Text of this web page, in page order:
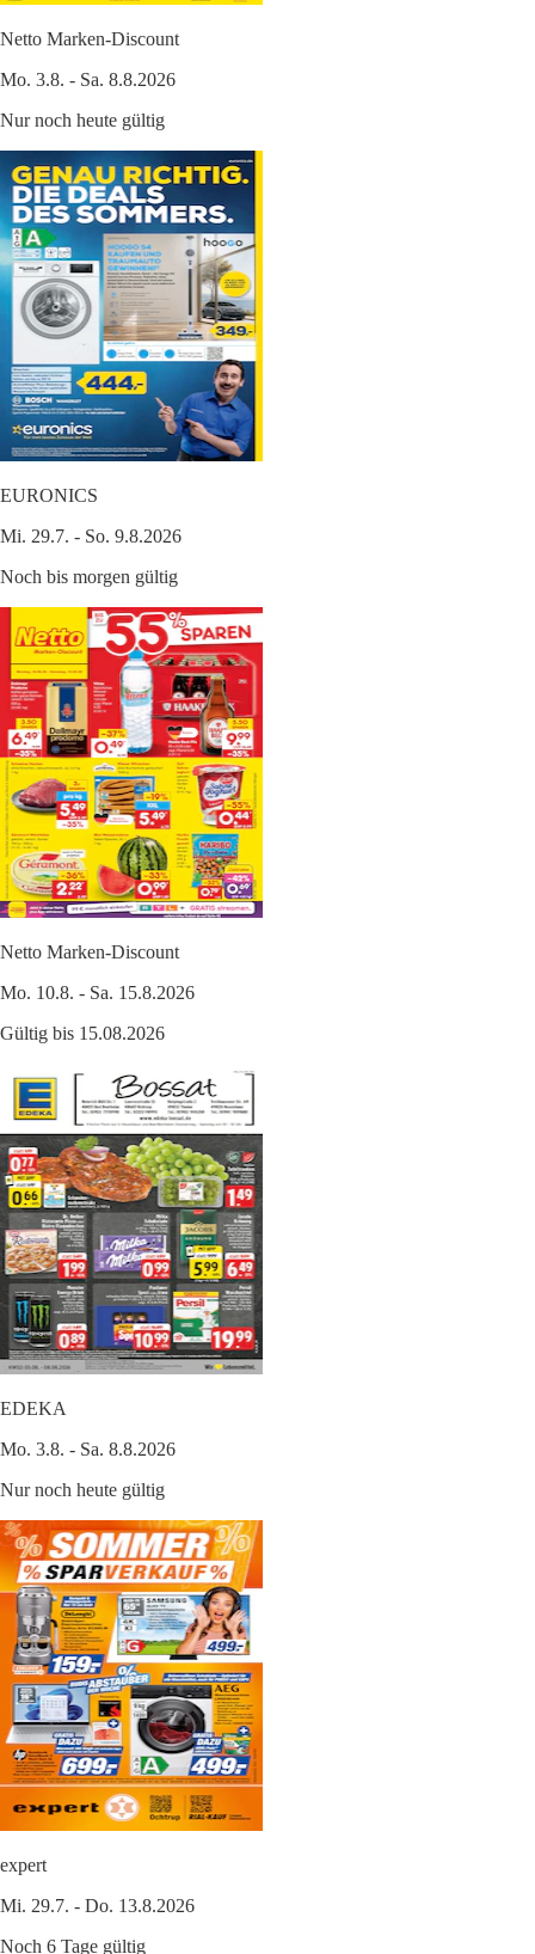
Netto Marken-Discount
Mo. 3.8. - Sa. 8.8.2026
Nur noch heute gültig
EURONICS
Mi. 29.7. - So. 9.8.2026
Noch bis morgen gültig
Netto Marken-Discount
Mo. 10.8. - Sa. 15.8.2026
Gültig bis 15.08.2026
EDEKA
Mo. 3.8. - Sa. 8.8.2026
Nur noch heute gültig
expert
Mi. 29.7. - Do. 13.8.2026
Noch 6 Tage gültig